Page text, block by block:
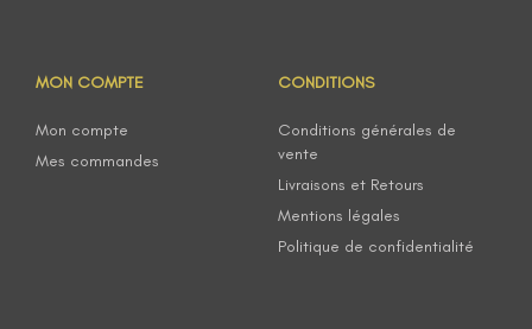
MON COMPTE
Mon compte
Mes commandes
CONDITIONS
Conditions générales de
vente
Livraisons et Retours
Mentions légales
Politique de confidentialité